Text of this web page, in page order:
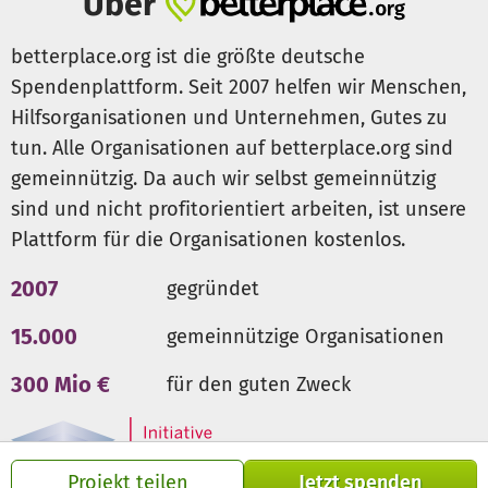
Projekt teilen Jetzt spenden
Straßenambulanz, die zu den Menschen fährt. Es ist sogar
schon vorgekommen, dass das Team der
Straßenambulanz sich um einige Haustiere gekümmert
hat, damit ihr Besitzer mit akuten Zahnschmerzen einen
Zahnarzt aufsuchen konnte. Auch in den Notunterkünften
wird medizinische Hilfe angeboten.
All diese Angebote sind zum Großteil auf Spenden
angewiesen! Die Ambulanz für Obdachlose wird zu anteilig
von derDeutsche Bahn Stiftung gefördert.
betterplace.org ist die größte deutsche
Spendenplattform. Seit 2007 helfen wir Menschen,
Hilfsorganisationen und Unternehmen, Gutes zu
tun. Alle Organisationen auf betterplace.org sind
gemeinnützig. Da auch wir selbst gemeinnützig
sind und nicht profitorientiert arbeiten, ist unsere
Plattform für die Organisationen kostenlos.
2007 gegründet
15.000 gemeinnützige Organisationen
300 Mio € für den guten Zweck